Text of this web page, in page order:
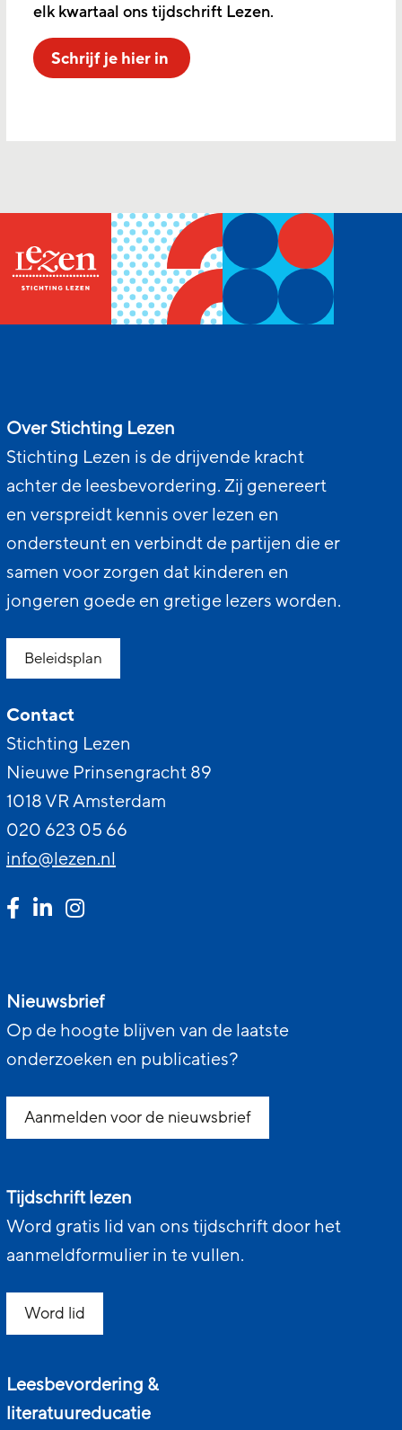
elk kwartaal ons tijdschrift Lezen.
Schrijf je hier in
Over Stichting Lezen
Stichting Lezen is de drijvende kracht
achter de leesbevordering. Zij genereert
en verspreidt kennis over lezen en
ondersteunt en verbindt de partijen die er
samen voor zorgen dat kinderen en
jongeren goede en gretige lezers worden.
Beleidsplan
Contact
Stichting Lezen
Nieuwe Prinsengracht 89
1018 VR Amsterdam
020 623 05 66
info@lezen.nl
Nieuwsbrief
Op de hoogte blijven van de laatste
onderzoeken en publicaties?
Aanmelden voor de nieuwsbrief
Tijdschrift lezen
Word gratis lid van ons tijdschrift door het
aanmeldformulier in te vullen.
Word lid
Leesbevordering &
literatuureducatie